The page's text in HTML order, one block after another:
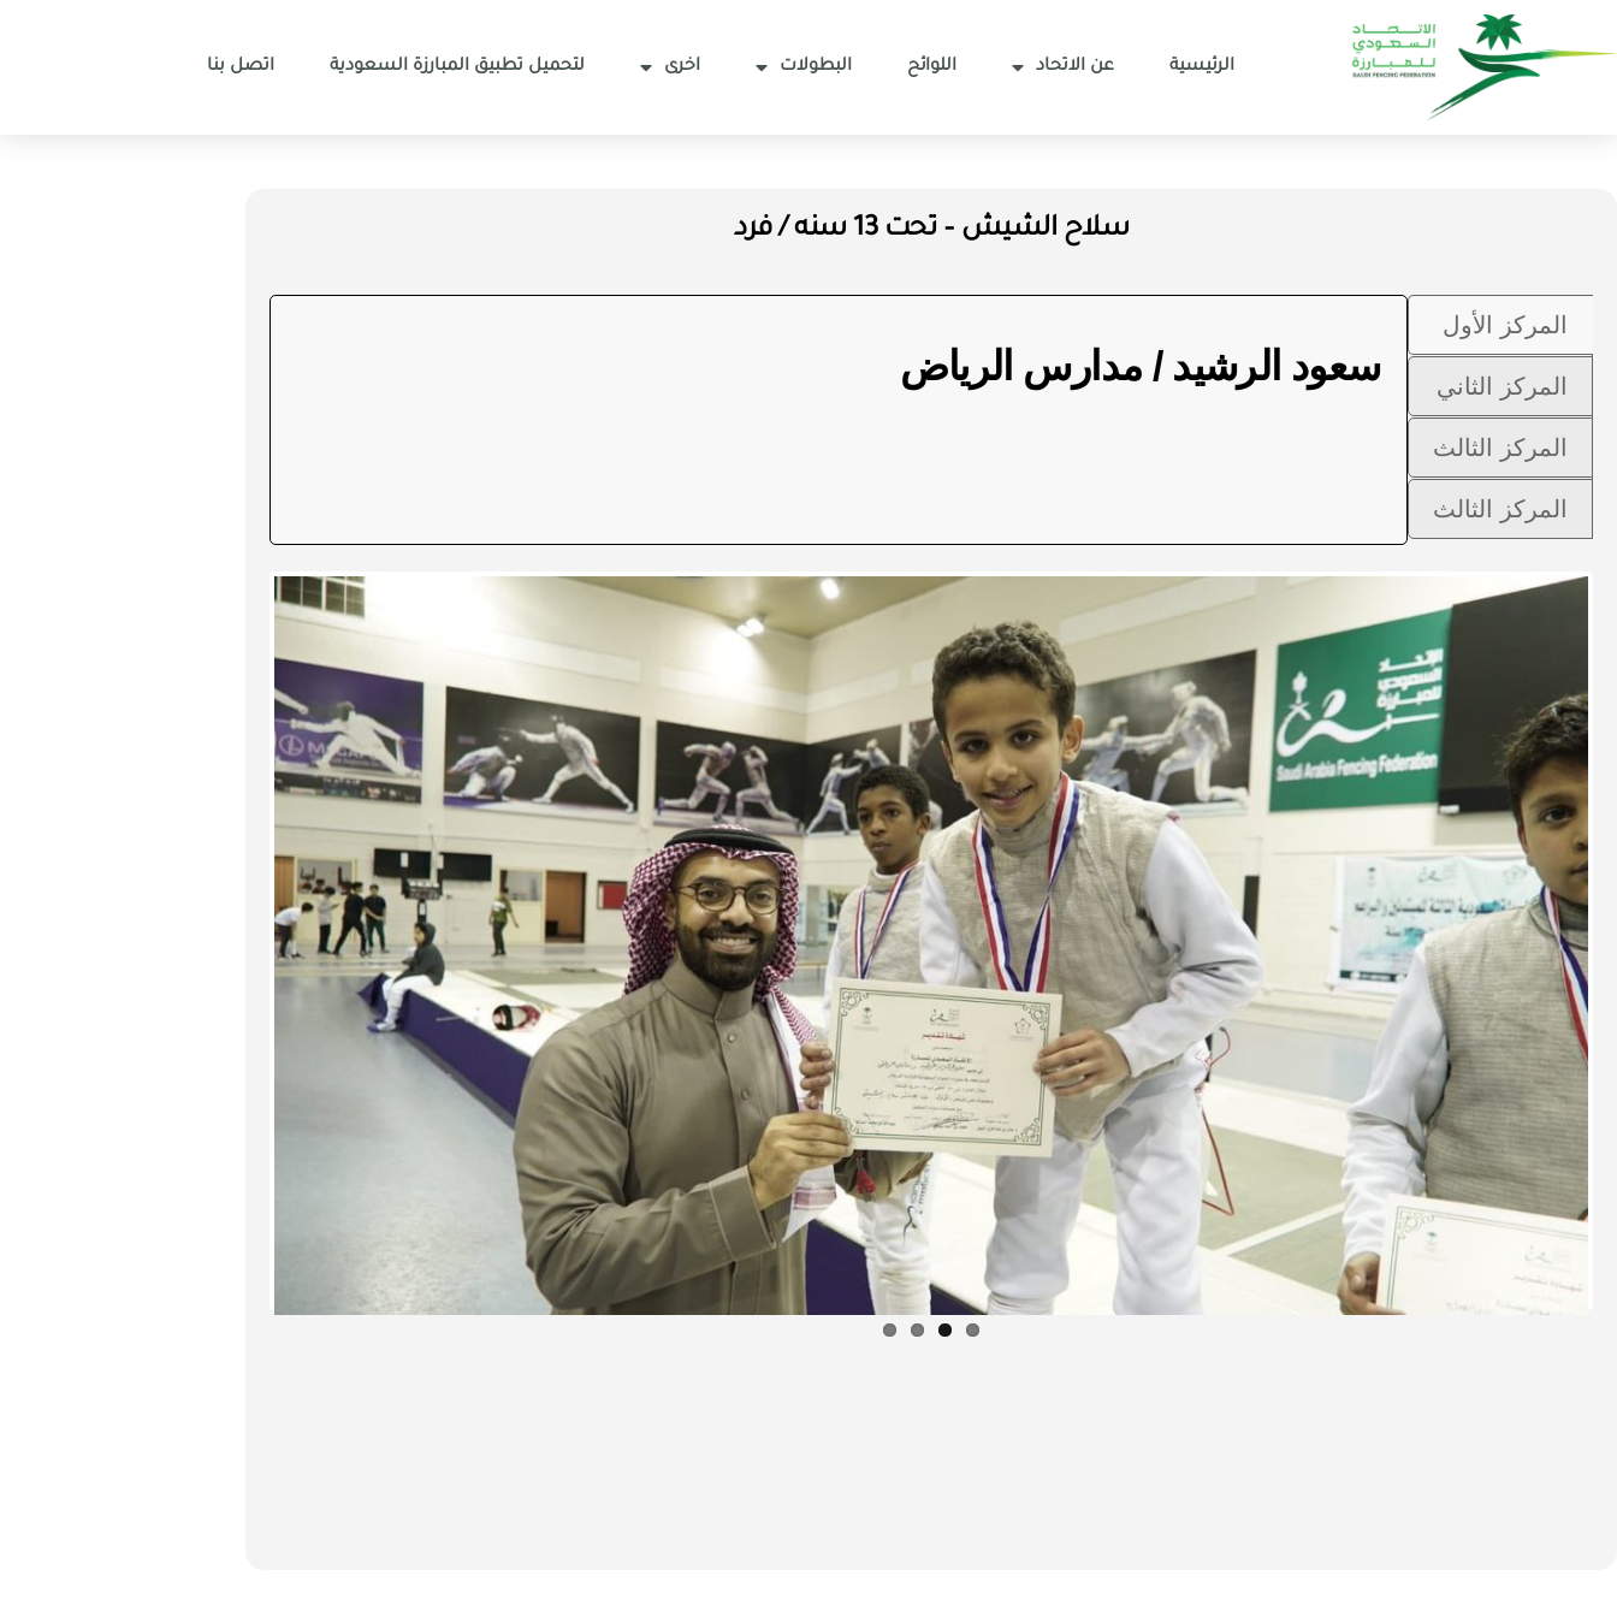
الرئيسية عن الاتحاد اللوائح البطولات اخرى لتحميل تطبيق المبارزة السعودية اتصل بنا
سلاح الشيش – تحت 13 سنه / فرد
المركز الأول
المركز الثاني
المركز الثالث
المركز الثالث
سعود الرشيد / مدارس الرياض